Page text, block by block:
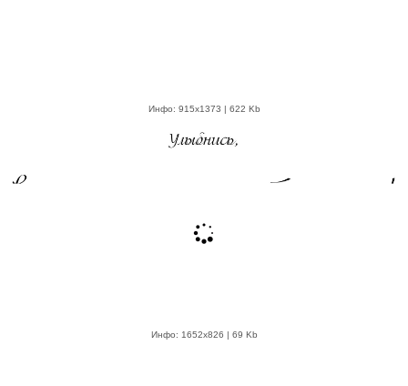
Инфо: 915х1373 | 622 Kb
Инфо: 1652х826 | 69 Kb